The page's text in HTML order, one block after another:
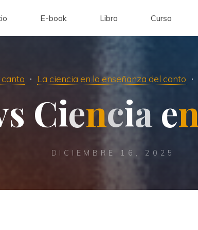
E-book Libro Curso
La ciencia en la enseñanza del canto
s Ciencia en
DICIEMBRE 16, 2025